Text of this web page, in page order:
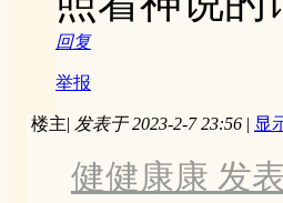
回复
举报
楼主| 发表于 2023-2-7 23:56 | 显
健健康康 发